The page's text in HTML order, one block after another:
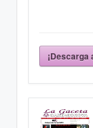
¡Descarga